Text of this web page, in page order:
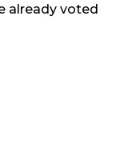
already voted